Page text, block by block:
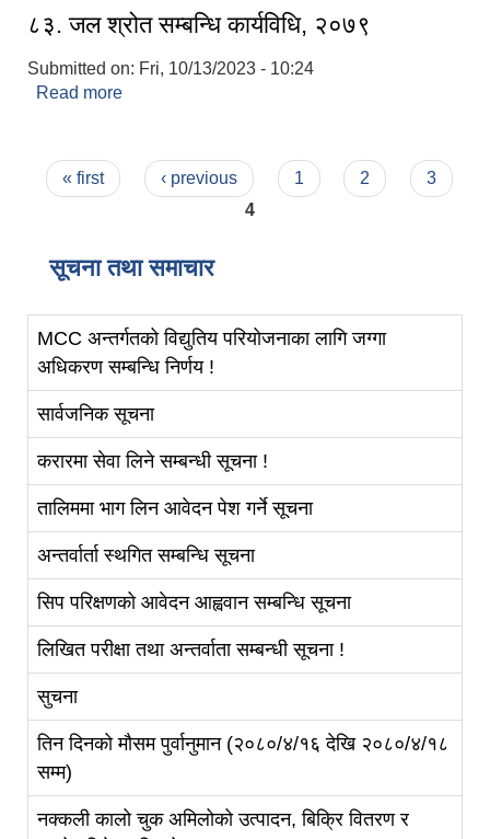
८३‍. जल श्रोत सम्बन्धि कार्यविधि, २०७९
Submitted on: Fri, 10/13/2023 - 10:24
Read more
Pages
« first ‹ previous 1 2
3
4
सूचना तथा समाचार
MCC अन्तर्गतको विद्युतिय परियोजनाका लागि जग्गा
अधिकरण सम्बन्धि निर्णय !
सार्वजनिक सूचना
करारमा सेवा लिने सम्बन्धी सूचना !
तालिममा भाग लिन आवेदन पेश गर्ने सूचना
अन्तर्वार्ता स्थगित सम्बन्धि सूचना
सिप परिक्षणको आवेदन आह्ववान सम्बन्धि सूचना
लिखित परीक्षा तथा अन्तर्वाता सम्बन्धी सूचना !
सुचना
तिन दिनको मौसम पुर्वानुमान (२०८०/४/१६ देखि २०८०/४/१८
सम्म)
नक्कली कालो चुक अमिलोको उत्पादन, बिक्रि वितरण र